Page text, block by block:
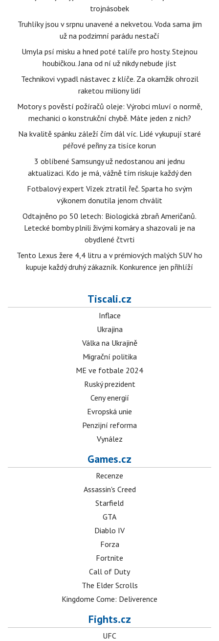
trojnásobek
Truhlíky jsou v srpnu unavené a nekvetou. Voda sama jim
už na podzimní parádu nestačí
Umyla psí misku a hned poté talíře pro hosty. Stejnou
houbičkou. Jana od ní už nikdy nebude jíst
Technikovi vypadl nástavec z klíče. Za okamžik ohrozil
raketou miliony lidí
Motory s pověstí požíračů oleje: Výrobci mluví o normě,
mechanici o konstrukční chybě. Máte jeden z nich?
Na kvalitě spánku záleží čím dál víc. Lidé vykupují staré
péřové peřiny za tisíce korun
3 oblíbené Samsungy už nedostanou ani jednu
aktualizaci. Kdo je má, vážně tím riskuje každý den
Fotbalový expert Vízek ztratil řeč. Sparta ho svým
výkonem donutila jenom chválit
Odtajněno po 50 letech: Biologická zbraň Američanů.
Letecké bomby plnili živými komáry a shazovali je na
obydlené čtvrti
Tento Lexus žere 4,4 litru a v prémiových malých SUV ho
kupuje každý druhý zákazník. Konkurence jen přihlíží
Tiscali.cz
Inflace
Ukrajina
Válka na Ukrajině
Migrační politika
ME ve fotbale 2024
Ruský prezident
Ceny energií
Evropská unie
Penzijní reforma
Vynález
Games.cz
Recenze
Assassin's Creed
Starfield
GTA
Diablo IV
Forza
Fortnite
Call of Duty
The Elder Scrolls
Kingdome Come: Deliverence
Fights.cz
UFC